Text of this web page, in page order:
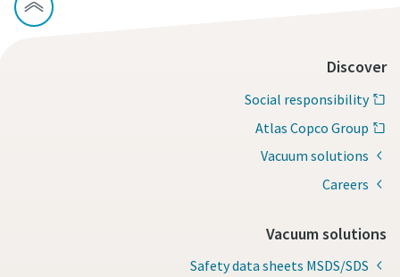
Discover
Social responsibility
Atlas Copco Group
Vacuum solutions
Careers
Vacuum solutions
Safety data sheets MSDS/SDS